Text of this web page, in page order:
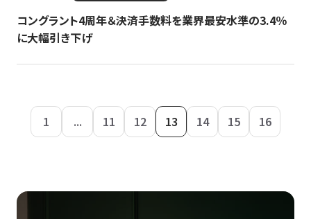
コングラント4周年＆決済手数料を業界最安水準の3.4％
に大幅引き下げ
1 ... 11 12 13 14 15 16